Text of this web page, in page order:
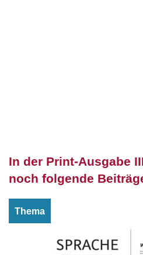
In der Print-Ausgabe
noch folgende
Thema